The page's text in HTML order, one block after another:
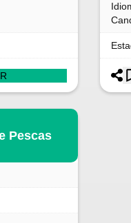
Pescas